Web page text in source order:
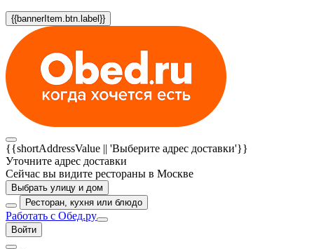
{{bannerItem.btn.label}}
{{shortAddressValue || 'Выберите адрес доставки'}}
Уточните адрес доставки
Сейчас вы видите рестораны в Москве
Выбрать улицу и дом
Ресторан, кухня или блюдо
Работать с Обед.ру
Войти